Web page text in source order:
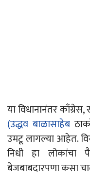
या विधानानंतर काँग्रेस,
(उद्धव बाळासाहेब
उमटू लागल्या आहेत.
निधी हा लोकांचा
बेजबाबदारपणा कसा